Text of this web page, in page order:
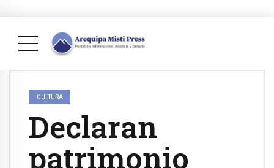
CULTURA
Declaran
patrimonio